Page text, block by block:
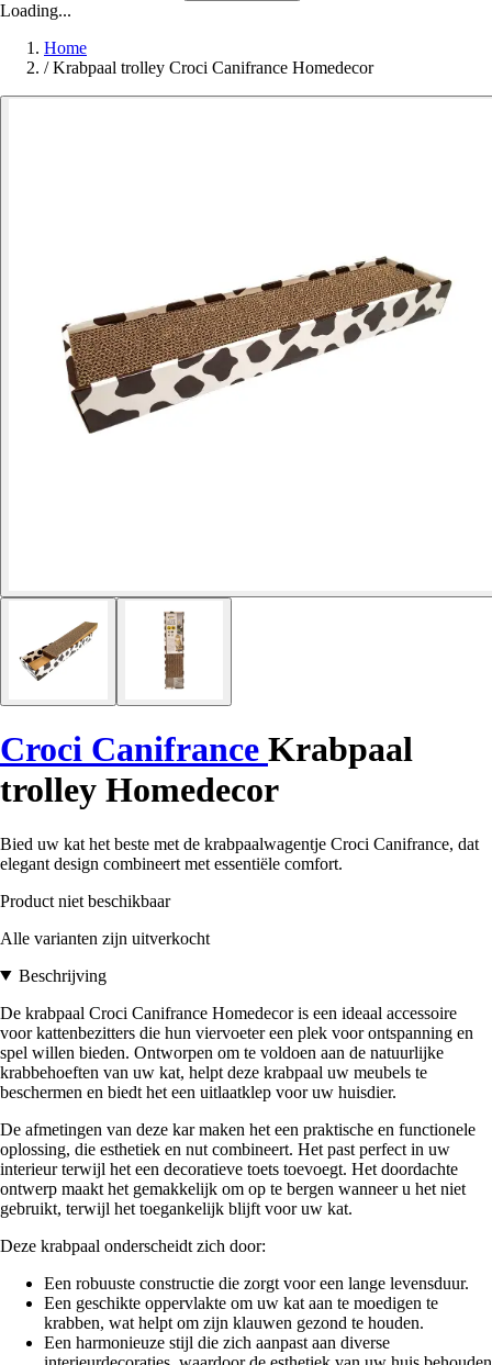
Loading...
Home
/ Krabpaal trolley Croci Canifrance Homedecor
Croci Canifrance Krabpaal
trolley Homedecor
Bied uw kat het beste met de krabpaalwagentje Croci Canifrance, dat
elegant design combineert met essentiële comfort.
Product niet beschikbaar
Alle varianten zijn uitverkocht
Beschrijving
De krabpaal Croci Canifrance Homedecor is een ideaal accessoire
voor kattenbezitters die hun viervoeter een plek voor ontspanning en
spel willen bieden. Ontworpen om te voldoen aan de natuurlijke
krabbehoeften van uw kat, helpt deze krabpaal uw meubels te
beschermen en biedt het een uitlaatklep voor uw huisdier.
De afmetingen van deze kar maken het een praktische en functionele
oplossing, die esthetiek en nut combineert. Het past perfect in uw
interieur terwijl het een decoratieve toets toevoegt. Het doordachte
ontwerp maakt het gemakkelijk om op te bergen wanneer u het niet
gebruikt, terwijl het toegankelijk blijft voor uw kat.
Deze krabpaal onderscheidt zich door:
Een robuuste constructie die zorgt voor een lange levensduur.
Een geschikte oppervlakte om uw kat aan te moedigen te
krabben, wat helpt om zijn klauwen gezond te houden.
Een harmonieuze stijl die zich aanpast aan diverse